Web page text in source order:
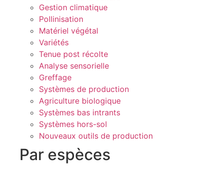
Gestion climatique
Pollinisation
Matériel végétal
Variétés
Tenue post récolte
Analyse sensorielle
Greffage
Systèmes de production
Agriculture biologique
Systèmes bas intrants
Systèmes hors-sol
Nouveaux outils de production
Par espèces